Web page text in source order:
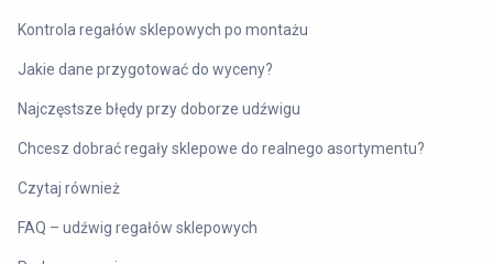
Kontrola regałów sklepowych po montażu
Jakie dane przygotować do wyceny?
Najczęstsze błędy przy doborze udźwigu
Chcesz dobrać regały sklepowe do realnego asortymentu?
Czytaj również
FAQ – udźwig regałów sklepowych